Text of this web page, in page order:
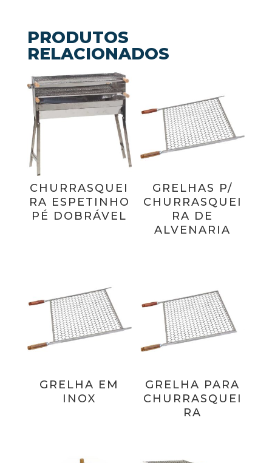
PRODUTOS
RELACIONADOS
CHURRASQUEI
RA ESPETINHO
PÉ DOBRÁVEL
GRELHAS P/
CHURRASQUEI
RA DE
ALVENARIA
GRELHA EM
INOX
GRELHA PARA
CHURRASQUEI
RA